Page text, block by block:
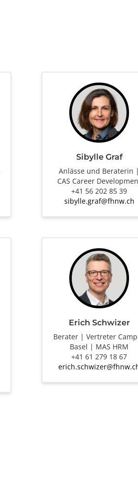
Sibylle Graf
Anlässe und Beraterin |
CAS Career
+41 56 202 85 39
sibylle.graf@fhnw.ch
Erich Schwizer
Berater | Vertreter
Basel | MAS HRM
+41 61 279 18 67